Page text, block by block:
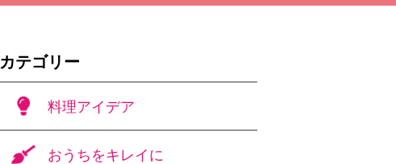
カテゴリー
料理アイデア
おうちをキレイに